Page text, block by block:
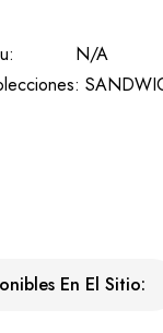
N/A
En El Sitio: